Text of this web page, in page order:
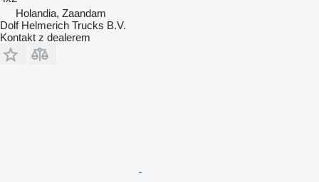
Holandia, Zaandam
Dolf Helmerich Trucks B.V.
Kontakt z dealerem